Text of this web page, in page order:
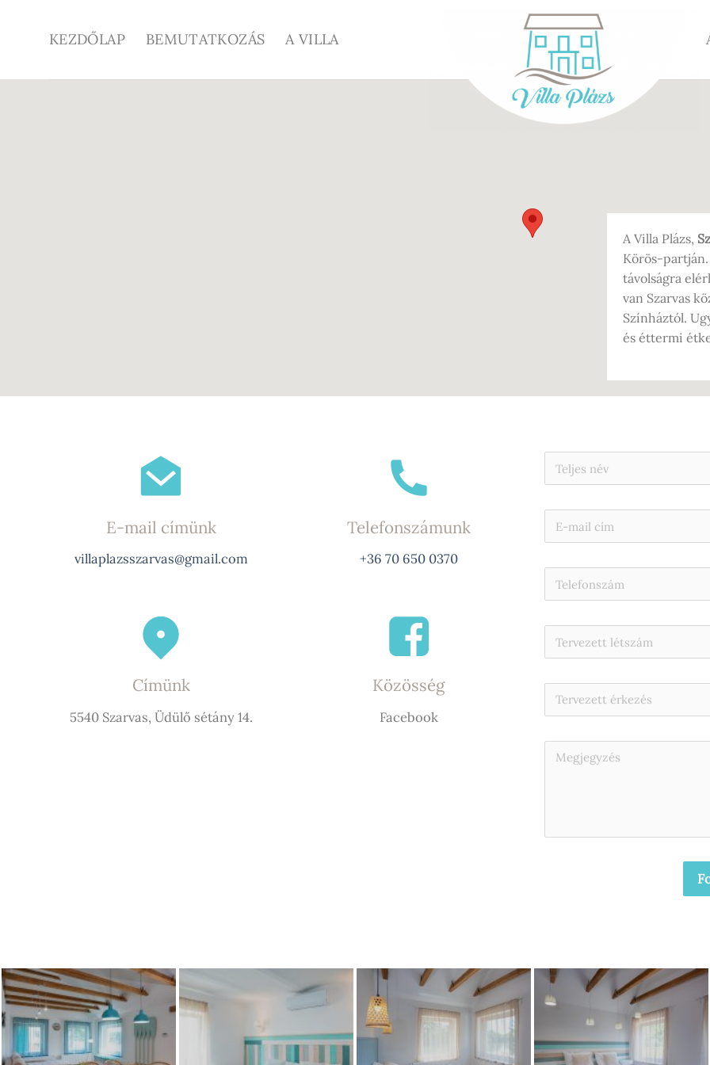
KEZDŐLAP BEMUTATKOZÁS A VILLA
A Villa Plázs,
Körös-
távolságra
van Szarvas
Színháztól.
és éttermi
E-mail címünk
villaplazsszarvas@gmail.com
Telefonszámunk
+36 70 650 0370
Címünk
5540 Szarvas, Üdülő sétány 14.
Közösség
Facebook